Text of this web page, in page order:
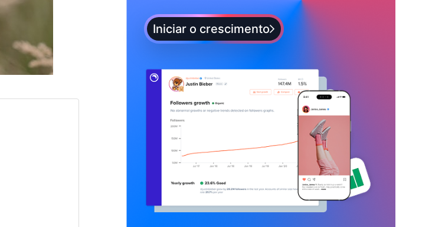
Iniciar o crescimento